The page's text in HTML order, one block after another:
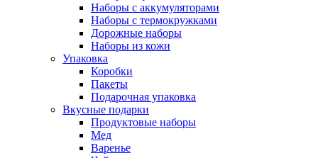
Наборы с аккумуляторами
Наборы с термокружками
Дорожные наборы
Наборы из кожи
Упаковка
Коробки
Пакеты
Подарочная упаковка
Вкусные подарки
Продуктовые наборы
Мед
Варенье